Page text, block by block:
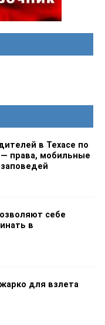
в Техасе по
права, мобильные
себе
в
для взлета